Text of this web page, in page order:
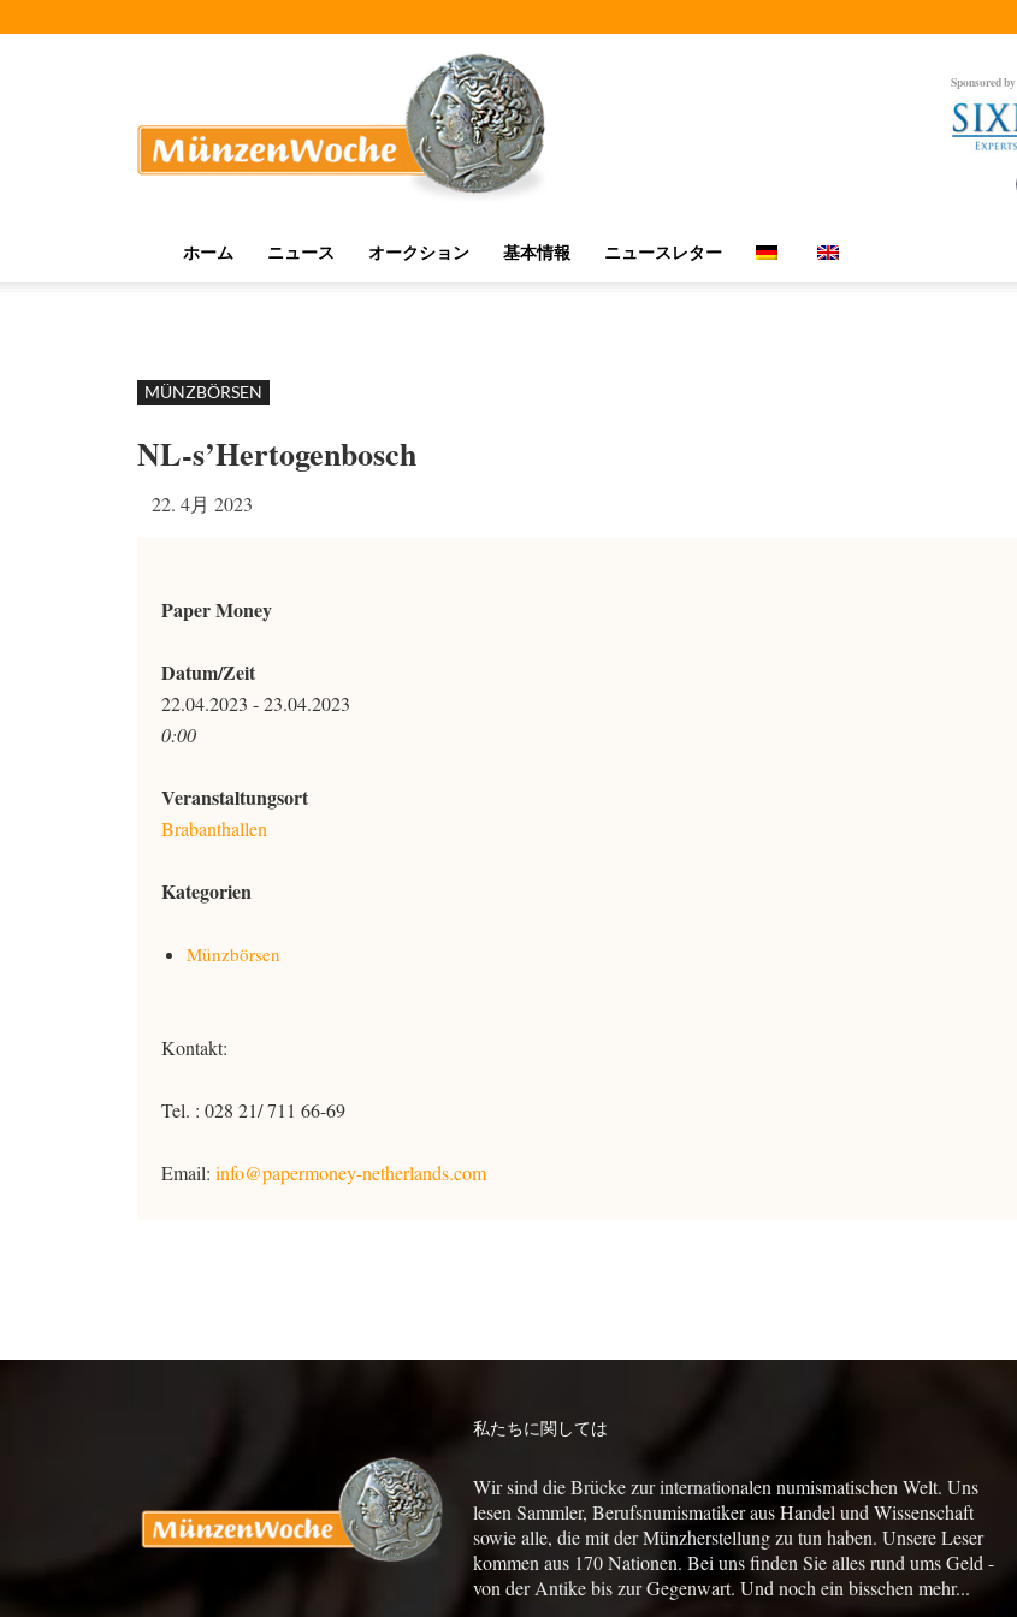
Sponsored by
ホーム ニュース オークション 基本情報 ニュースレター
MÜNZBÖRSEN
NL-s’Hertogenbosch
22. 4月 2023
Paper Money
Datum/Zeit
22.04.2023 - 23.04.2023
0:00
Veranstaltungsort
Brabanthallen
Kategorien
Münzbörsen
Kontakt:
Tel. : 028 21/ 711 66-69
Email: info@papermoney-netherlands.com
私たちに関しては
Wir sind die Brücke zur internationalen numismatischen Welt. Uns
lesen Sammler, Berufsnumismatiker aus Handel und Wissenschaft
sowie alle, die mit der Münzherstellung zu tun haben. Unsere Leser
kommen aus 170 Nationen. Bei uns finden Sie alles rund ums Geld -
von der Antike bis zur Gegenwart. Und noch ein bisschen mehr...